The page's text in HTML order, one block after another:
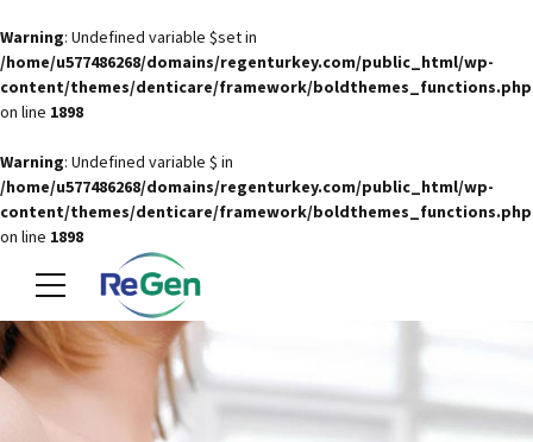
Warning: Undefined variable $set in
/home/u577486268/domains/regenturkey.com/public_html/wp-
content/themes/denticare/framework/boldthemes_functions.php
on line 1898
Warning: Undefined variable $ in
/home/u577486268/domains/regenturkey.com/public_html/wp-
content/themes/denticare/framework/boldthemes_functions.php
on line 1898